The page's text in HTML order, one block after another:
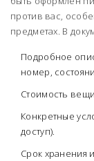
против вас,
предметах. В
Подробное
номер,
Стоимость
Конкретные
доступ).
Срок хранения